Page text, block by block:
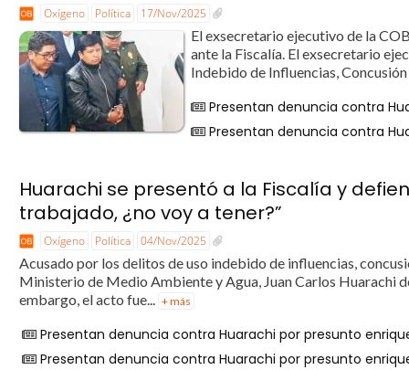
Oxígeno Política 17/Nov/2025
El exsecretario ejecutivo de la
ante la Fiscalía. El exsecretario
Indebido de Influencias,
Presentan denuncia contra
Presentan denuncia contra
Huarachi se presentó a la Fiscalía y
trabajado, ¿no voy a tener?”
Oxígeno Política 04/Nov/2025
Acusado por los delitos de uso indebido de influencias,
Ministerio de Medio Ambiente y Agua, Juan Carlos Huarachi
embargo, el acto fue... + más
Presentan denuncia contra Huarachi por presunto
Presentan denuncia contra Huarachi por presunto